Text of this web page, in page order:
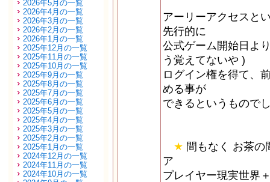
2026年5月の一覧
2026年4月の一覧
2026年3月の一覧
2026年2月の一覧
2026年1月の一覧
2025年12月の一覧
2025年11月の一覧
2025年10月の一覧
2025年9月の一覧
2025年8月の一覧
2025年7月の一覧
2025年6月の一覧
2025年5月の一覧
2025年4月の一覧
2025年3月の一覧
2025年2月の一覧
2025年1月の一覧
2024年12月の一覧
2024年11月の一覧
2024年10月の一覧
アーリーアクセスと
先行的に
公式ゲーム開始日よ
う覚えてないや )
ログイン権を得て、
める事が
できるというもので
★ 間もなく お茶
ア
プレイヤー現実世界